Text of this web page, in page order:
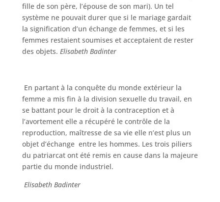
fille de son père, l’épouse de son mari). Un tel
système ne pouvait durer que si le mariage gardait
la signification d’un échange de femmes, et si les
femmes restaient soumises et acceptaient de rester
des objets. Elisabeth Badinter
En partant à la conquête du monde extérieur la
femme a mis fin à la division sexuelle du travail, en
se battant pour le droit à la contraception et à
l’avortement elle a récupéré le contrôle de la
reproduction, maîtresse de sa vie elle n’est plus un
objet d’échange entre les hommes. Les trois piliers
du patriarcat ont été remis en cause dans la majeure
partie du monde industriel.
Elisabeth Badinter